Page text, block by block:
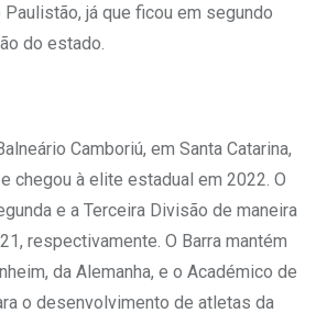
já que ficou em segundo
do estado.
Camboriú, em Santa Catarina,
chegou à elite estadual em 2022. O
e a Terceira Divisão de maneira
respectivamente. O Barra mantém
da Alemanha, e o Académico de
o desenvolvimento de atletas da